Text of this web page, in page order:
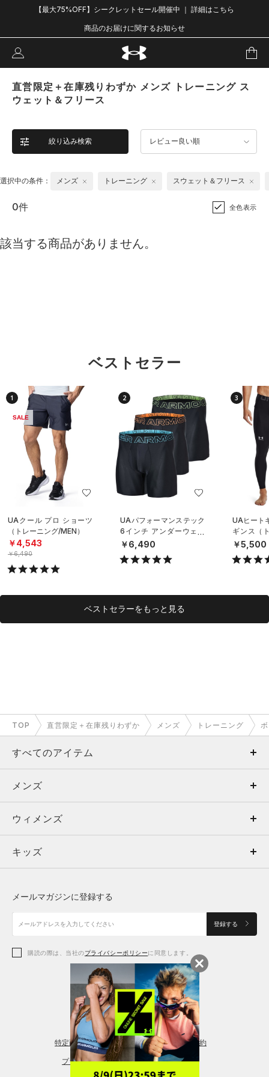
【最大75%OFF】シークレットセール開催中 ｜ 詳細はこちら
商品のお届けに関するお知らせ
直営限定＋在庫残りわずか メンズ トレーニング ス
ウェット＆フリース
絞り込み検索 レビュー良い順
選択中の条件： メンズ トレーニング スウェット＆フリース
0件 全色表示
該当する商品がありません。
ベストセラー
1
SALE
UAクール プロ ショーツ
（トレーニング/MEN）
￥4,543
￥6,490
2
UAパフォーマンステック
6インチ アンダーウェア
（3枚セット）（トレーニ
ング/MEN）
￥6,490
3
UAヒート
ギンス（
EN）
￥5,500
ベストセラーをもっと見る
TOP 直営限定＋在庫残りわずか メンズ トレーニング
すべてのアイテム
メンズ
ウィメンズ
キッズ
アクセサリー
メンズ
トップス
ボトムス
アクセサリー
ウィメンズ
トップス
シューズ
アクセサリー
レギンス＆タイツ
キッズ
シューズ
メールマガジンに登録する
登録する
購読の際は、当社のプライバシーポリシーに同意します。
特定商取引法に基づく通販の表記 会員規約
プライバシーポリシー